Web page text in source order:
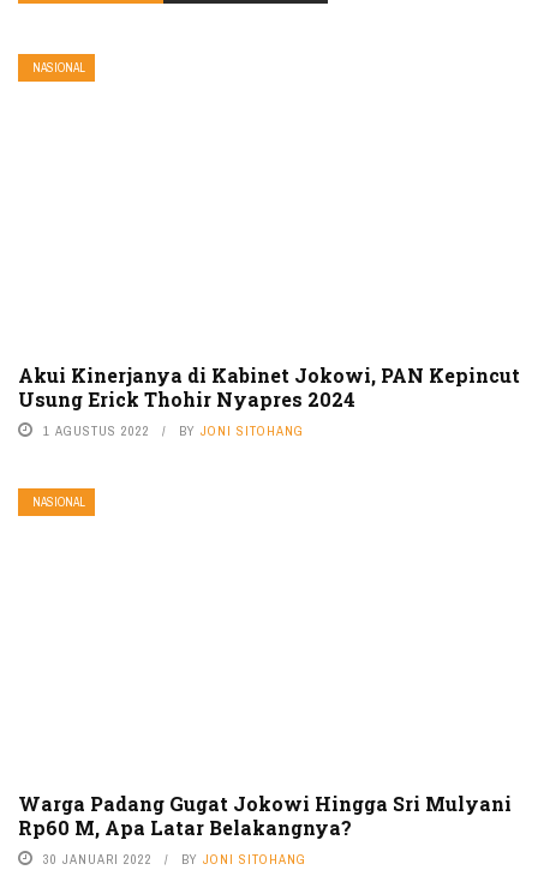
NASIONAL
Akui Kinerjanya di Kabinet Jokowi, PAN Kepincut
Usung Erick Thohir Nyapres 2024
1 AGUSTUS 2022 BY JONI SITOHANG
NASIONAL
Warga Padang Gugat Jokowi Hingga Sri Mulyani
Rp60 M, Apa Latar Belakangnya?
30 JANUARI 2022 BY JONI SITOHANG